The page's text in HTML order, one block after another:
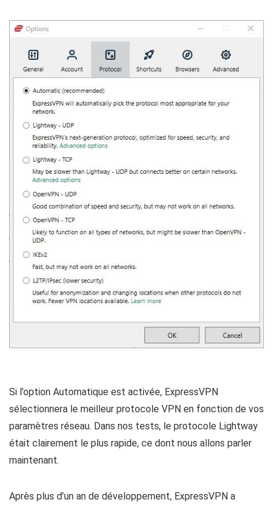
Si l’option Automatique est activée, ExpressVPN
sélectionnera le meilleur protocole VPN en fonction de vos
paramètres réseau. Dans nos tests, le protocole Lightway
était clairement le plus rapide, ce dont nous allons parler
maintenant.
Après plus d’un an de développement, ExpressVPN a